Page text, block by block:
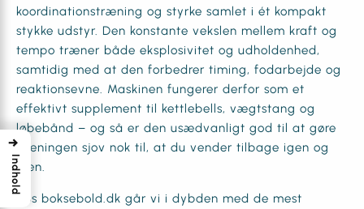
koordinationstræning og styrke samlet i ét kompakt
stykke udstyr. Den konstante vekslen mellem kraft og
tempo træner både eksplosivitet og udholdenhed,
samtidig med at den forbedrer timing, fodarbejde og
reaktionsevne. Maskinen fungerer derfor som et
effektivt supplement til kettlebells, vægtstang og
løbebånd – og så er den usædvanligt god til at gøre
træningen sjov nok til, at du vender tilbage igen og
igen.
Hos boksebold.dk går vi i dybden med de mest
→
Indhold